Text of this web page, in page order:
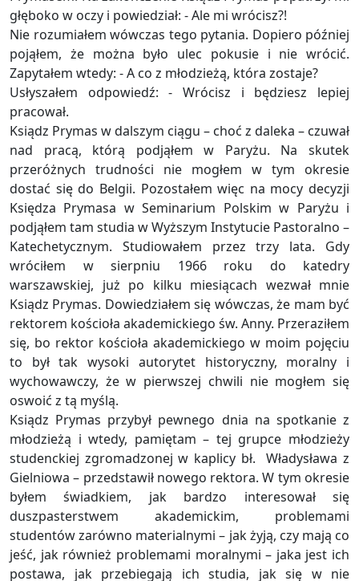
głęboko w oczy i powiedział: - Ale mi wrócisz?!
Nie rozumiałem wówczas tego pytania. Dopiero później
pojąłem, że można było ulec pokusie i nie wrócić.
Zapytałem wtedy: - A co z młodzieżą, która zostaje?
Usłyszałem odpowiedź: - Wrócisz i będziesz lepiej
pracował.
Ksiądz Prymas w dalszym ciągu – choć z daleka – czuwał
nad pracą, którą podjąłem w Paryżu. Na skutek
przeróżnych trudności nie mogłem w tym okresie
dostać się do Belgii. Pozostałem więc na mocy decyzji
Księdza Prymasa w Seminarium Polskim w Paryżu i
podjąłem tam studia w Wyższym Instytucie Pastoralno –
Katechetycznym. Studiowałem przez trzy lata. Gdy
wróciłem w sierpniu 1966 roku do katedry
warszawskiej, już po kilku miesiącach wezwał mnie
Ksiądz Prymas. Dowiedziałem się wówczas, że mam być
rektorem kościoła akademickiego św. Anny. Przeraziłem
się, bo rektor kościoła akademickiego w moim pojęciu
to był tak wysoki autorytet historyczny, moralny i
wychowawczy, że w pierwszej chwili nie mogłem się
oswoić z tą myślą.
Ksiądz Prymas przybył pewnego dnia na spotkanie z
młodzieżą i wtedy, pamiętam – tej grupce młodzieży
studenckiej zgromadzonej w kaplicy bł. Władysława z
Gielniowa – przedstawił nowego rektora. W tym okresie
byłem świadkiem, jak bardzo interesował się
duszpasterstwem akademickim, problemami
studentów zarówno materialnymi – jak żyją, czy mają co
jeść, jak również problemami moralnymi – jaka jest ich
postawa, jak przebiegają ich studia, jak się w nie